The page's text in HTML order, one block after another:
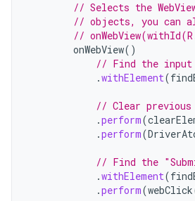
// Selects the
// objects, you can
//
onWebView()
// Find the input
.withElement(
// Clear
.perform(
.perform(
// Find the
.withElement(
.perform(webClick